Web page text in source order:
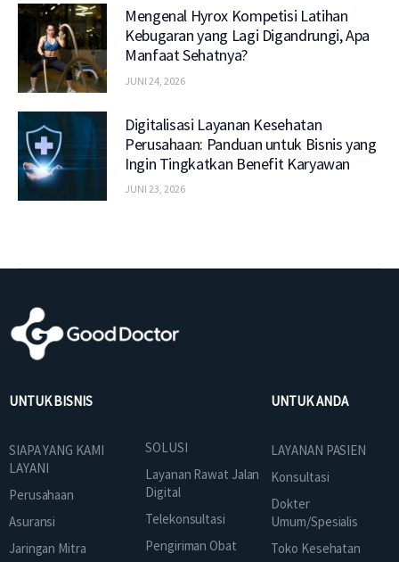
Mengenal Hyrox Kompetisi Latihan
Kebugaran yang Lagi Digandrungi, Apa
Manfaat Sehatnya?
JUNI 24, 2026
Digitalisasi Layanan Kesehatan
Perusahaan: Panduan untuk Bisnis yang
Ingin Tingkatkan Benefit Karyawan
JUNI 23, 2026
UNTUK BISNIS
SIAPA YANG KAMI
LAYANI
Perusahaan
Asuransi
Jaringan Mitra
SOLUSI
Layanan Rawat Jalan
Digital
Telekonsultasi
Pengiriman Obat
UNTUK ANDA
LAYANAN PASIEN
Konsultasi
Dokter
Umum/Spesialis
Toko Kesehatan